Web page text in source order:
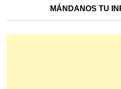
MÁNDANOS TU